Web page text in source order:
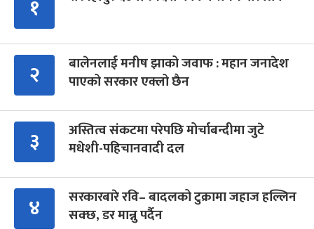
१
२
बालेनलाई मनीष झाको जवाफ : महान जनादेश
पाएको सरकार एक्लो छैन
३
अस्तित्व संकटमा परेपछि मोर्चाबन्दीमा जुटे
मधेशी-पहिचानवादी दल
४
सरकारबारे रवि– बादलको टुक्रामा जहाज हल्लिन
सक्छ, डर मान्नु पर्दैन